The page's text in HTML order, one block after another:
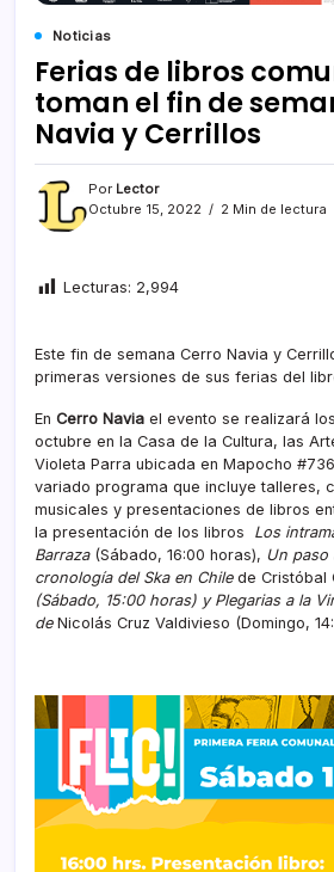
Noticias
Ferias de libros
toman el fin de
Navia y Cerrillos
Por Lector
Octubre 15, 2022
2 Min de lectura
Lecturas: 2,994
Este fin de semana Cerro Navia y
primeras versiones de sus ferias del
En Cerro Navia el evento se realizará
octubre en la Casa de la Cultura, las
Violeta Parra ubicada en Mapocho
variado programa que incluye talleres,
musicales y presentaciones de libros
la presentación de los libros Los
Barraza (Sábado, 16:00 horas), Un paso
cronología del Ska en Chile de Cristóbal
(Sábado, 15:00 horas) y Plegarias a la
de Nicolás Cruz Valdivieso (Domingo,